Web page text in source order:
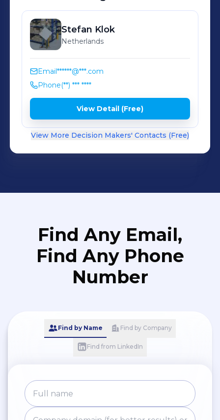
Stefan Klok
Netherlands
Email******@***.com
Phone(**) *** ****
View Detail (Free)
View More Decision Makers' Contacts (Free)
Find Any Email,
Find Any Phone
Number
Find by Name Find by Company
Find from LinkedIn